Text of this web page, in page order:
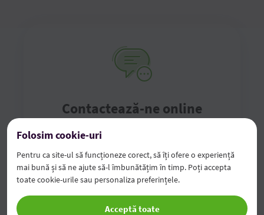
Contactează-ne online
Completează formularul de contact online și te
vom contacta noi în cel mai scurt timp
Completează formularul
Folosim cookie-uri
Pentru ca site-ul să funcționeze corect, să îți ofere o experiență
mai bună și să ne ajute să-l îmbunătățim în timp. Poți accepta
toate cookie-urile sau personaliza preferințele.
Acceptă toate